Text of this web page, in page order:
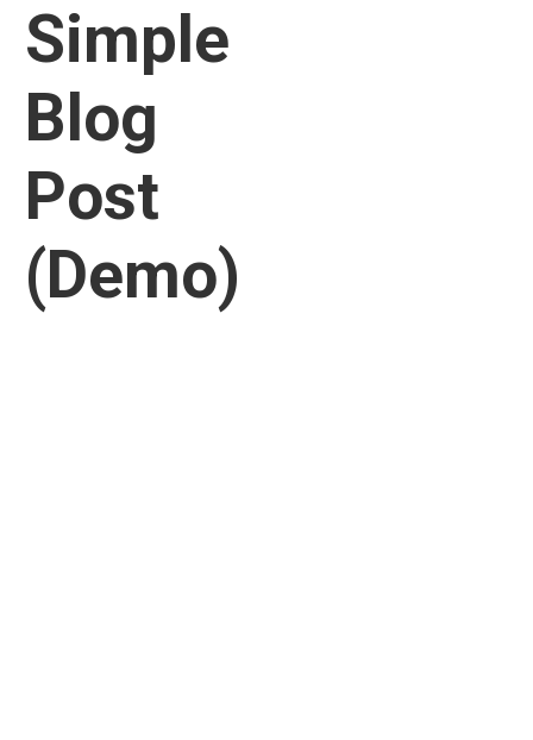
Simple
Blog
Post
(Demo)